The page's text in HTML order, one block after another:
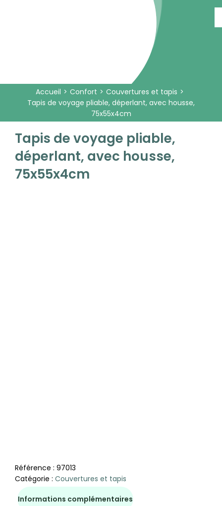
Accueil Confort
Couvertures et tapis
Tapis de voyage pliable, déperlant, avec housse,
75x55x4cm
Tapis de voyage pliable,
déperlant, avec housse,
75x55x4cm
Référence : 97013
Catégorie : Couvertures et tapis
Informations complémentaires